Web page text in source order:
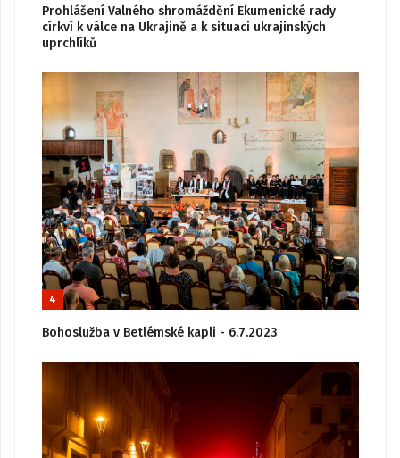
Prohlášení Valného shromáždění Ekumenické rady
církví k válce na Ukrajině a k situaci ukrajinských
uprchlíků
4
Bohoslužba v Betlémské kapli - 6.7.2023